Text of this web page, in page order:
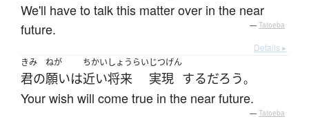
We'll have to talk this matter over in the near
future.
— Tatoeba
Details ▸
きみ
君の
ねが
願いは
ちかいしょうらい
近い将来
じつげん
実現 するだろう。
Your wish will come true in the near future.
— Tatoeba